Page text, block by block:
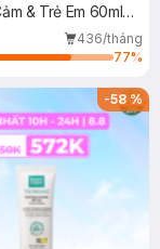
& Trẻ Em 60ml
436/tháng
77%
-58%